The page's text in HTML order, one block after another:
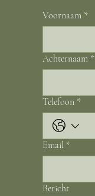
Voornaam *
Achternaam *
Telefoon *
Email *
Bericht